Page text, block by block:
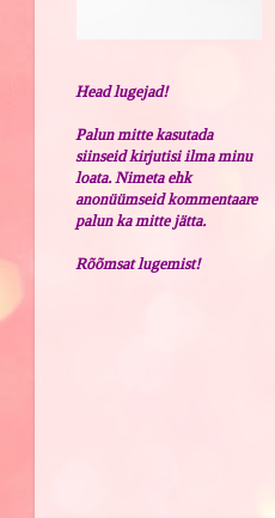
Head lugejad!
Palun mitte kasutada
siinseid kirjutisi ilma minu
loata. Nimeta ehk
anonüümseid kommentaare
palun ka mitte jätta.
Rõõmsat lugemist!